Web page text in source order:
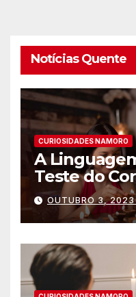
Notícias Quente
CURIOSIDADES NAMORO
A
Teste do
OUTUBRO 3,